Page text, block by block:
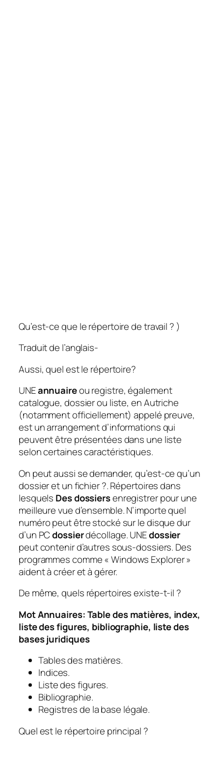
Qu’est-ce que le répertoire de travail ? )
Traduit de l’anglais-
Aussi, quel est le répertoire?
UNEannuaireou registre, également
catalogue, dossier ou liste, en Autriche
(notamment officiellement) appelé preuve,
est un arrangement d’informations qui
peuvent être présentées dans une liste
selon certaines caractéristiques.
On peut aussi se demander, qu’est-ce qu’un
dossier et un fichier ?. Répertoires dans
lesquels Des dossiersenregistrer pour une
meilleure vue d’ensemble. N’importe quel
numéro peut être stocké sur le disque dur
d’un PCdossierdécollage. UNEdossier
peut contenir d’autres sous-dossiers. Des
programmes comme « Windows Explorer »
aident à créer et à gérer.
De même, quels répertoires existe-t-il ?
MotAnnuaires: Table des matières, index,
liste des figures, bibliographie, liste des
bases juridiques
Tables des matières.
Indices.
Liste des figures.
Bibliographie.
Registres de la base légale.
Quel est le répertoire principal ?